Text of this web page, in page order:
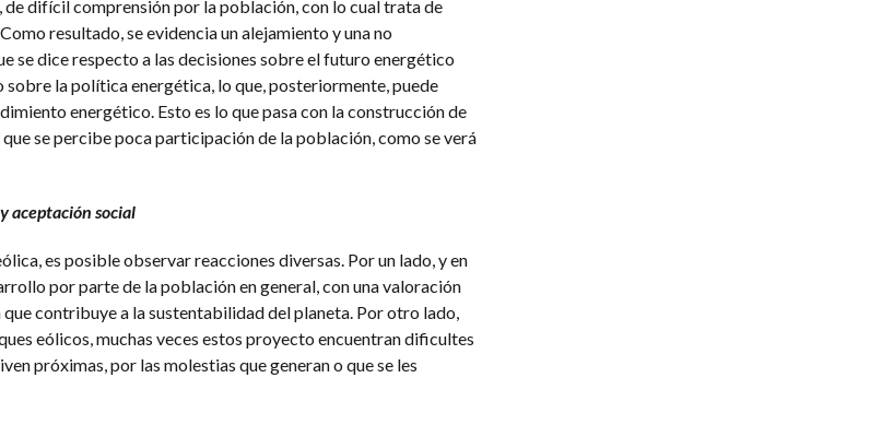
difícil comprensión por la población, con lo cual trata de
resultado, se evidencia un alejamiento y una no
se dice respecto a las decisiones sobre el futuro energético
la política energética, lo que, posteriormente, puede
energético. Esto es lo que pasa con la construcción de
se percibe poca participación de la población, como se verá
aceptación social
es posible observar reacciones diversas. Por un lado, y en
por parte de la población en general, con una valoración
contribuye a la sustentabilidad del planeta. Por otro lado,
eólicos, muchas veces estos proyecto encuentran dificultes
próximas, por las molestias que generan o que se les